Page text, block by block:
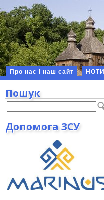
Про нас і наш сайт НОТИ
Пошук
Допомога ЗСУ